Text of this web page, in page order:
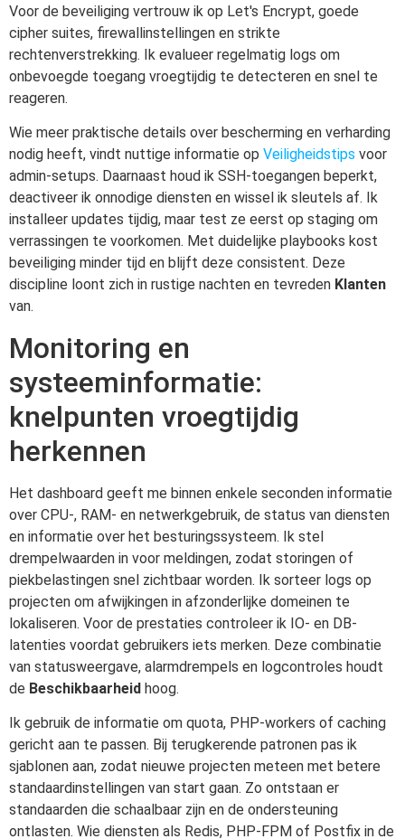
Voor de beveiliging vertrouw ik op Let's Encrypt, goede
cipher suites, firewallinstellingen en strikte
rechtenverstrekking. Ik evalueer regelmatig logs om
onbevoegde toegang vroegtijdig te detecteren en snel te
reageren.
Wie meer praktische details over bescherming en verharding
nodig heeft, vindt nuttige informatie op Veiligheidstips voor
admin-setups. Daarnaast houd ik SSH-toegangen beperkt,
deactiveer ik onnodige diensten en wissel ik sleutels af. Ik
installeer updates tijdig, maar test ze eerst op staging om
verrassingen te voorkomen. Met duidelijke playbooks kost
beveiliging minder tijd en blijft deze consistent. Deze
discipline loont zich in rustige nachten en tevreden Klanten
van.
Monitoring en
systeeminformatie:
knelpunten vroegtijdig
herkennen
Het dashboard geeft me binnen enkele seconden informatie
over CPU-, RAM- en netwerkgebruik, de status van diensten
en informatie over het besturingssysteem. Ik stel
drempelwaarden in voor meldingen, zodat storingen of
piekbelastingen snel zichtbaar worden. Ik sorteer logs op
projecten om afwijkingen in afzonderlijke domeinen te
lokaliseren. Voor de prestaties controleer ik IO- en DB-
latenties voordat gebruikers iets merken. Deze combinatie
van statusweergave, alarmdrempels en logcontroles houdt
de Beschikbaarheid hoog.
Ik gebruik de informatie om quota, PHP-workers of caching
gericht aan te passen. Bij terugkerende patronen pas ik
sjablonen aan, zodat nieuwe projecten meteen met betere
standaardinstellingen van start gaan. Zo ontstaan er
standaarden die schaalbaar zijn en de ondersteuning
ontlasten. Wie diensten als Redis, PHP-FPM of Postfix in de